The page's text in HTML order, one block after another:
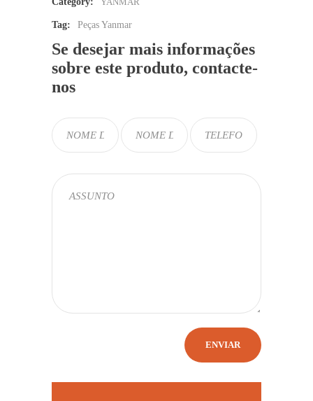
Tag: Peças Yanmar
Se desejar mais informações
sobre este produto, contacte-
nos